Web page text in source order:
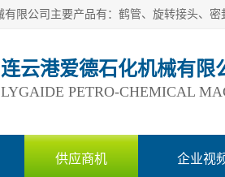
连云港爱德石化机械有限
LYGAIDE PETRO-CHEMICAL
供应商机 企业视